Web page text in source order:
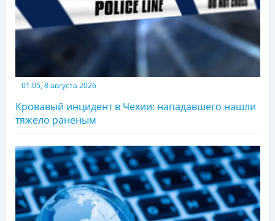
01:05, 8 августа 2026
Кровавый инцидент в Чехии: нападавшего нашли
тяжело раненым